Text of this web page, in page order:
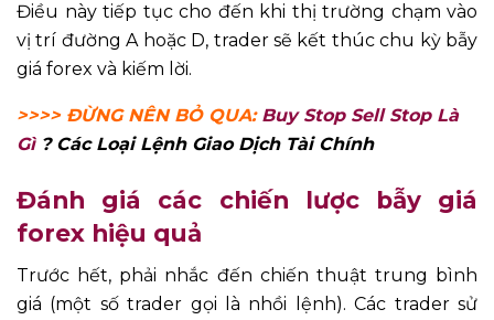
Điều này tiếp tục cho đến khi thị trường chạm vào
vị trí đường A hoặc D, trader sẽ kết thúc chu kỳ bẫy
giá forex và kiếm lời.
>>>> ĐỪNG NÊN BỎ QUA: Buy Stop Sell Stop Là
Gì ? Các Loại Lệnh Giao Dịch Tài Chính
Đánh giá các chiến lược bẫy giá
forex hiệu quả
Trước hết, phải nhắc đến chiến thuật trung bình
giá (một số trader gọi là nhồi lệnh). Các trader sử